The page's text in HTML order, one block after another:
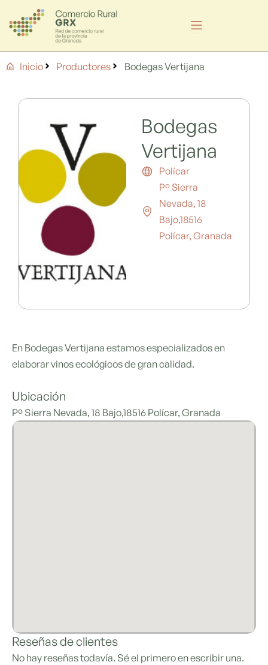
contenido
Inicio Productores Bodegas Vertijana
Bodegas
Vertijana
Polícar
Pº Sierra
Nevada, 18
Bajo,18516
Polícar, Granada
En Bodegas Vertijana estamos especializados en
elaborar vinos ecológicos de gran calidad.
Ubicación
Pº Sierra Nevada, 18 Bajo,18516 Polícar, Granada
Reseñas de clientes
No hay reseñas todavía. Sé el primero en escribir una.